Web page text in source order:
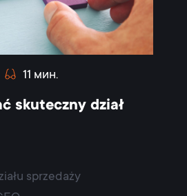
11 мин.
skuteczny dział
sprzedaży